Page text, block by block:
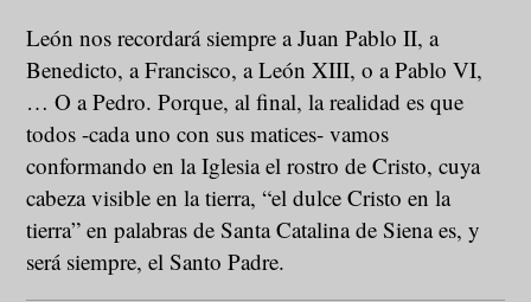
León nos recordará siempre a Juan Pablo II, a
Benedicto, a Francisco, a León XIII, o a Pablo VI,
… O a Pedro. Porque, al final, la realidad es que
todos -cada uno con sus matices- vamos
conformando en la Iglesia el rostro de Cristo, cuya
cabeza visible en la tierra, “el dulce Cristo en la
tierra” en palabras de Santa Catalina de Siena es, y
será siempre, el Santo Padre.